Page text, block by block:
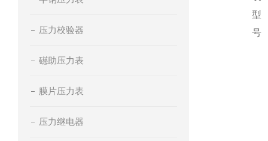
压力校验器
礠助压力表
膜片压力表
压力继电器
型
号